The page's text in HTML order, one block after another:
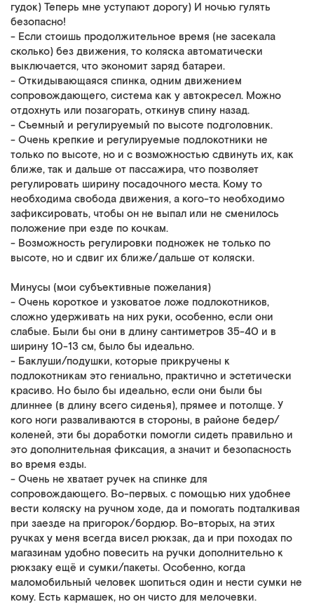
гудок) Теперь мне уступают дорогу) И ночью гулять
безопасно!
- Если стоишь продолжительное время (не засекала
сколько) без движения, то коляска автоматически
выключается, что экономит заряд батареи.
- Откидывающаяся спинка, одним движением
сопровождающего, система как у автокресел. Можно
отдохнуть или позагорать, откинув спину назад.
- Съемный и регулируемый по высоте подголовник.
- Очень крепкие и регулируемые подлокотники не
только по высоте, но и с возможностью сдвинуть их, как
ближе, так и дальше от пассажира, что позволяет
регулировать ширину посадочного места. Кому то
необходима свобода движения, а кого-то необходимо
зафиксировать, чтобы он не выпал или не сменилось
положение при езде по кочкам.
- Возможность регулировки подножек не только по
высоте, но и сдвиг их ближе/дальше от коляски.
Минусы (мои субъективные пожелания)
- Очень короткое и узковатое ложе подлокотников,
сложно удерживать на них руки, особенно, если они
слабые. Были бы они в длину сантиметров 35-40 и в
ширину 10-13 см, было бы идеально.
- Баклуши/подушки, которые прикручены к
подлокотникам это гениально, практично и эстетически
красиво. Но было бы идеально, если они были бы
длиннее (в длину всего сиденья), прямее и потолще. У
кого ноги разваливаются в стороны, в районе бедер/
коленей, эти бы доработки помогли сидеть правильно и
это дополнительная фиксация, а значит и безопасность
во время езды.
- Очень не хватает ручек на спинке для
сопровождающего. Во-первых. с помощью них удобнее
вести коляску на ручном ходе, да и помогать подталкивая
при заезде на пригорок/бордюр. Во-вторых, на этих
ручках у меня всегда висел рюкзак, да и при походах по
магазинам удобно повесить на ручки дополнительно к
рюкзаку ещё и сумки/пакеты. Особенно, когда
маломобильный человек шопиться один и нести сумки не
кому. Есть кармашек, но он чисто для мелочевки.